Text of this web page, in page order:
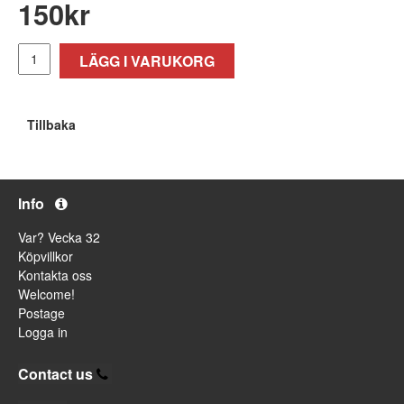
150kr
LÄGG I VARUKORG
Tillbaka
Info
Var? Vecka 32
Köpvillkor
Kontakta oss
Welcome!
Postage
Logga in
Contact us